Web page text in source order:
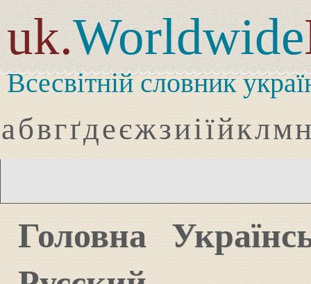
uk.Worldwide
Всесвітній словник
абвгґдеєжзиіїйклмн
Головна